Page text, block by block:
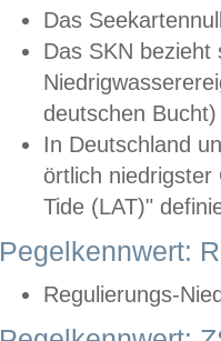
Das
Das SKN
deutschen
In Deutschland
örtlich
Tide (LAT)"
Pegelkennwert:
Regulierungs-